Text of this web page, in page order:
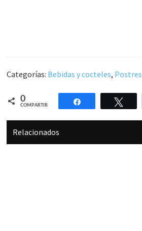
Categorías: Bebidas y cocteles, Postres
0
COMPARTIR
Compartir
Relacionados